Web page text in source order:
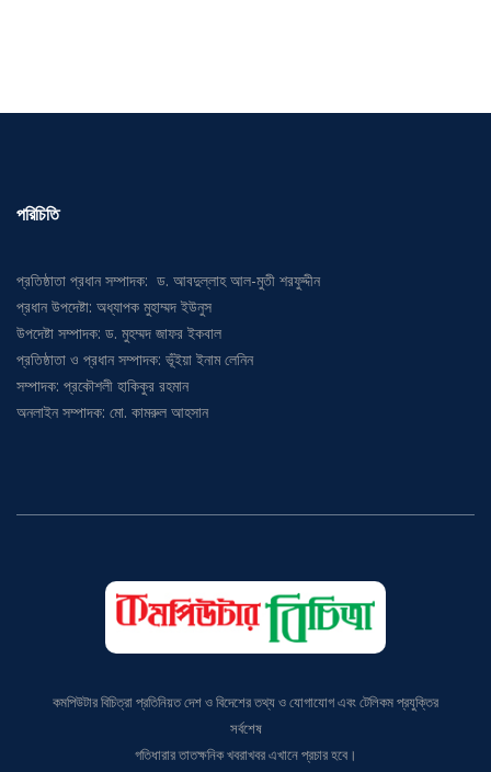
পরিচিতি
প্রতিষ্ঠাতা প্রধান সম্পাদক: ড. আবদুল্লাহ আল-মুতী শরফুদ্দীন
প্রধান উপদেষ্টা: অধ্যাপক মুহাম্মদ ইউনুস
উপদেষ্টা সম্পাদক: ড. মুহম্মদ জাফর ইকবাল
প্রতিষ্ঠাতা ও প্রধান সম্পাদক: ভূঁইয়া ইনাম লেনিন
সম্পাদক: প্রকৌশলী হাকিকুর রহমান
অনলাইন সম্পাদক: মো. কামরুল আহসান
কমপিউটার বিচিত্রা প্রতিনিয়ত দেশ ও বিদেশের তথ্য ও যোগাযোগ এবং টেলিকম প্রযুক্তির
সর্বশেষ
গতিধারার তাতক্ষনিক খবরাখবর এখানে প্রচার হবে।